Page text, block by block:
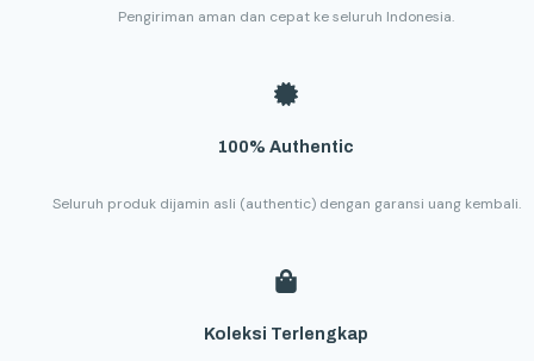
Pengiriman aman dan cepat ke seluruh Indonesia.
100% Authentic
Seluruh produk dijamin asli (authentic) dengan garansi uang kembali.
Koleksi Terlengkap